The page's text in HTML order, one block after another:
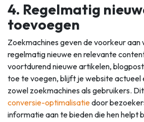
4. Regelmatig
toevoegen
Zoekmachines geven de voorkeur aan
regelmatig nieuwe en relevante
voortdurend nieuwe artikelen,
toe te voegen, blijft je website actueel
zowel zoekmachines als gebruikers.
conversie-optimalisatiedoor
informatie aan te bieden die hen helpt